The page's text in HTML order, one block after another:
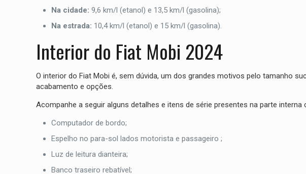
Na cidade: 9,6 km/l (etanol) e 13,5 km/l (gasolina);
Na estrada: 10,4 km/l (etanol) e 15 km/l (gasolina).
Interior do Fiat Mobi 2024
O interior do Fiat Mobi é, sem dúvida, um dos grandes motivos pelo tamanho
acabamento e opções.
Acompanhe a seguir alguns detalhes e itens de série presentes na parte interna
Computador de bordo;
Espelho no para-sol lados motorista e passageiro ;
Luz de leitura dianteira;
Banco traseiro rebatível;